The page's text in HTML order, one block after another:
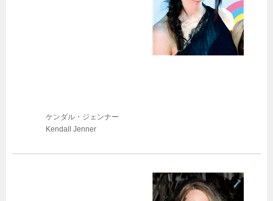
ケンダル・ジェンナー
Kendall Jenner